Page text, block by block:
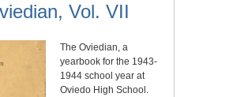
Vol. VII
The Oviedian, a
yearbook for the 1943-
1944 school year at
Oviedo High School.